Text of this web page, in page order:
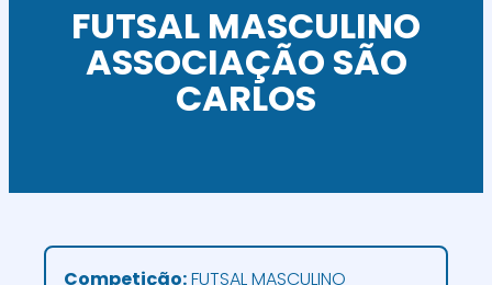
FUTSAL MASCULINO
ASSOCIAÇÃO SÃO
CARLOS
Competição:FUTSAL MASCULINO